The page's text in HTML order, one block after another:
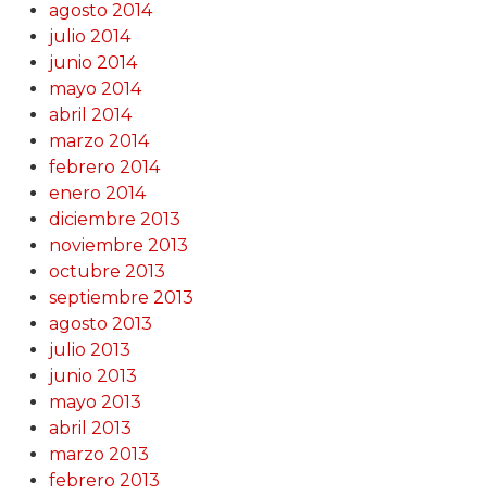
agosto 2014
julio 2014
junio 2014
mayo 2014
abril 2014
marzo 2014
febrero 2014
enero 2014
diciembre 2013
noviembre 2013
octubre 2013
septiembre 2013
agosto 2013
julio 2013
junio 2013
mayo 2013
abril 2013
marzo 2013
febrero 2013